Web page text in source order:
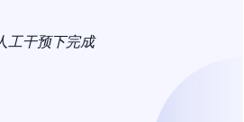
工干预下完成